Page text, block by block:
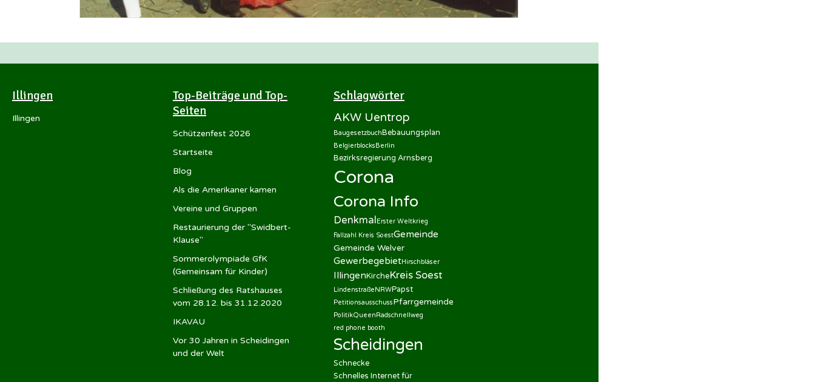
Illingen
Illingen
Top-Beiträge und Top-
Seiten
Schützenfest 2026
Startseite
Blog
Als die Amerikaner kamen
Vereine und Gruppen
Restaurierung der "Swidbert-
Klause"
Sommerolympiade GfK
(Gemeinsam für Kinder)
Schließung des Ratshauses
vom 28.12. bis 31.12.2020
IKAVAU
Vor 30 Jahren in Scheidingen
und der Welt
Schlagwörter
AKW Uentrop
BaugesetzbuchBebauungsplan
Belgierblocks Berlin
Bezirksregierung Arnsberg
Corona
Corona Info
Denkmal Erster Weltkrieg
Fallzahl Kreis SoestGemeinde
Gemeinde Welver
GewerbegebietHirschbläser
IllingenKircheKreis Soest
LindenstraßeNRWPapst
PetitionsausschussPfarrgemeinde
PolitikQueenRadschnellweg
red phone booth
Scheidingen
Schnecke
Schnelles Internet für